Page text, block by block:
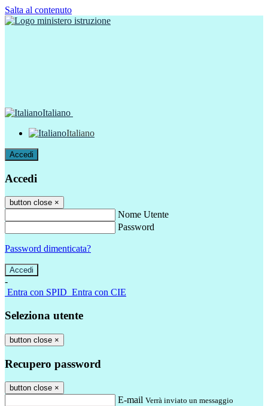
Salta al contenuto
Italiano
Italiano
Accedi
Accedi
button close ×
Nome Utente
Password
Password dimenticata?
-
Entra con SPID Entra con CIE
Seleziona utente
button close ×
Recupero password
button close ×
E-mail Verrà inviato un messaggio